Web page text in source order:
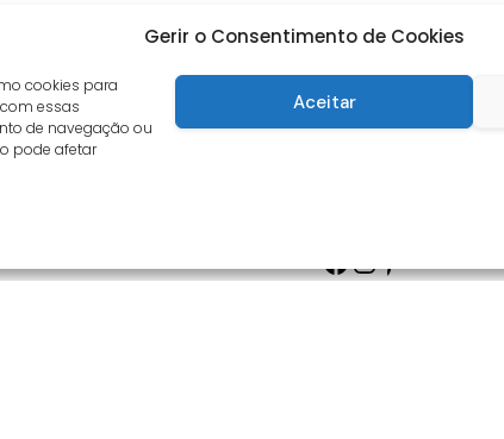
Gerir o Consentimento de Cookies
cookies para
essas
de navegação ou
pode afetar
Aceitar
Facebook
Instagram
Pinterest